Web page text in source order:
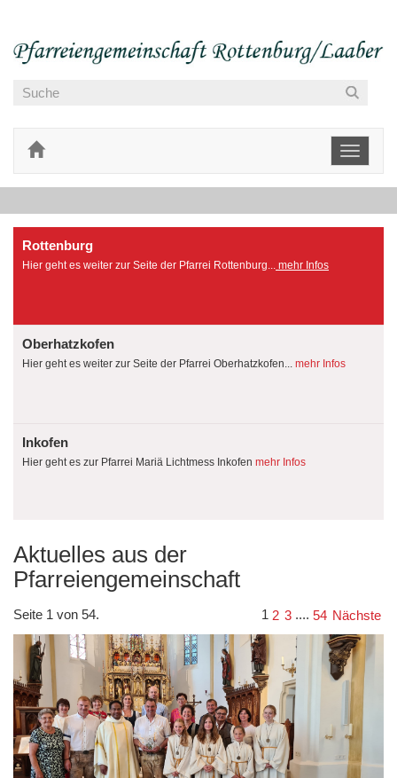
Toggle
Rottenburg
Hier geht es weiter zur Seite der Pfarrei Rottenburg... mehr Infos
Oberhatzkofen
Hier geht es weiter zur Seite der Pfarrei Oberhatzkofen... mehr Infos
Inkofen
Hier geht es zur Pfarrei Mariä Lichtmess Inkofen mehr Infos
Aktuelles aus der
Pfarreiengemeinschaft
Seite 1 von 54. 1 2 3 .... 54 Nächste